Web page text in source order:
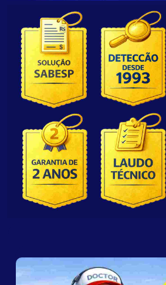
SOBRE